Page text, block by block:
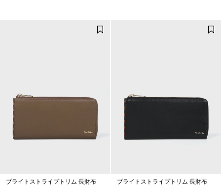
ブライトストライプトリム 長財布
ブライトストライプトリム 長財布